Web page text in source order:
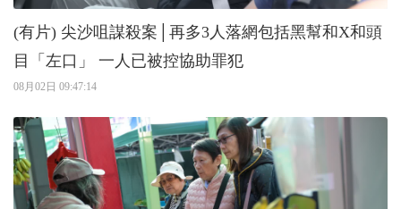
(有片) 尖沙咀謀殺案│再多3人落網包括黑幫和X和頭
目「左口」 一人已被控協助罪犯
08月02日 09:47:14